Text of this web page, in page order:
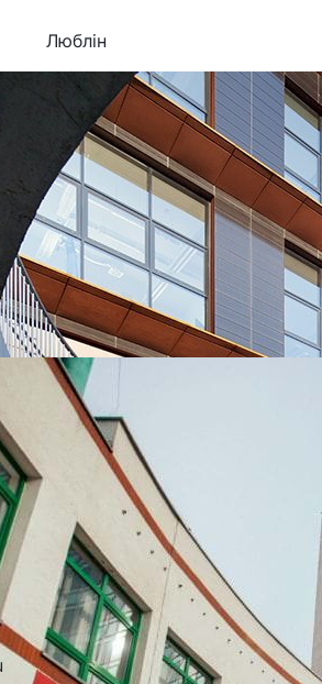
Люблін
ЯКІНАЙЧАСТІШЕВИБИРАЮТЬ